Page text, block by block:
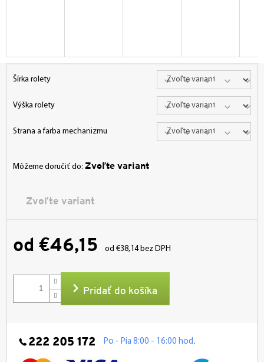
od €46,15 od €38,14bez DPH
cena:
Šírka rolety
Výška rolety
Strana a farba mechanizmu
Môžeme doručiť do: Zvoľte variant
Zvoľte variant
Pridať do košíka
222 205 172 Po - Pia 8:00 - 16:00 hod .